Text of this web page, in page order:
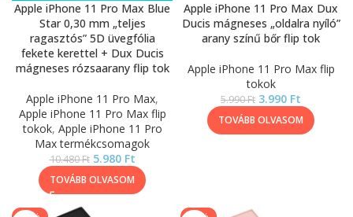
Apple iPhone 11 Pro Max Blue
Star 0,30 mm „teljes
ragasztós” 5D üvegfólia
fekete kerettel + Dux Ducis
mágneses rózsaarany flip tok
Apple iPhone 11 Pro Max,
Apple iPhone 11 Pro Max flip
tokok, Apple iPhone 11 Pro
Max termékcsomagok
10.480Ft 5.980 Ft
TOVÁBB OLVASOM
Apple iPhone 11 Pro Max Dux
Ducis mágneses „oldalra nyíló”
arany színű bőr flip tok
Apple iPhone 11 Pro Max flip
tokok
5.990Ft 3.990 Ft
TOVÁBB OLVASOM